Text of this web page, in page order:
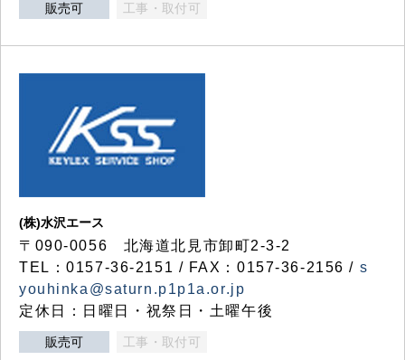
販売可 工事・取付可
(株)水沢エース
〒090-0056 北海道北見市卸町2-3-2
TEL：0157-36-2151 / FAX：0157-36-2156 / s
youhinka@saturn.p1p1a.or.jp
定休日：日曜日・祝祭日・土曜午後
販売可 工事・取付可